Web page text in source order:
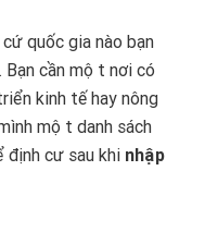
quốc gia nào bạn
Bạn cần một nơi có
kinh tế hay nông
một danh sách
định cư sau khi nhập